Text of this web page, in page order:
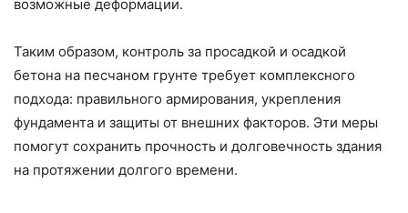
возможные деформации.
Таким образом, контроль за просадкой и осадкой
бетона на песчаном грунте требует комплексного
подхода: правильного армирования, укрепления
фундамента и защиты от внешних факторов. Эти меры
помогут сохранить прочность и долговечность здания
на протяжении долгого времени.